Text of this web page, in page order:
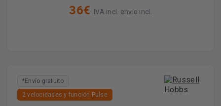
36€ IVA incl. envío incl.
*Envío gratuito
2 velocidades y función Pulse